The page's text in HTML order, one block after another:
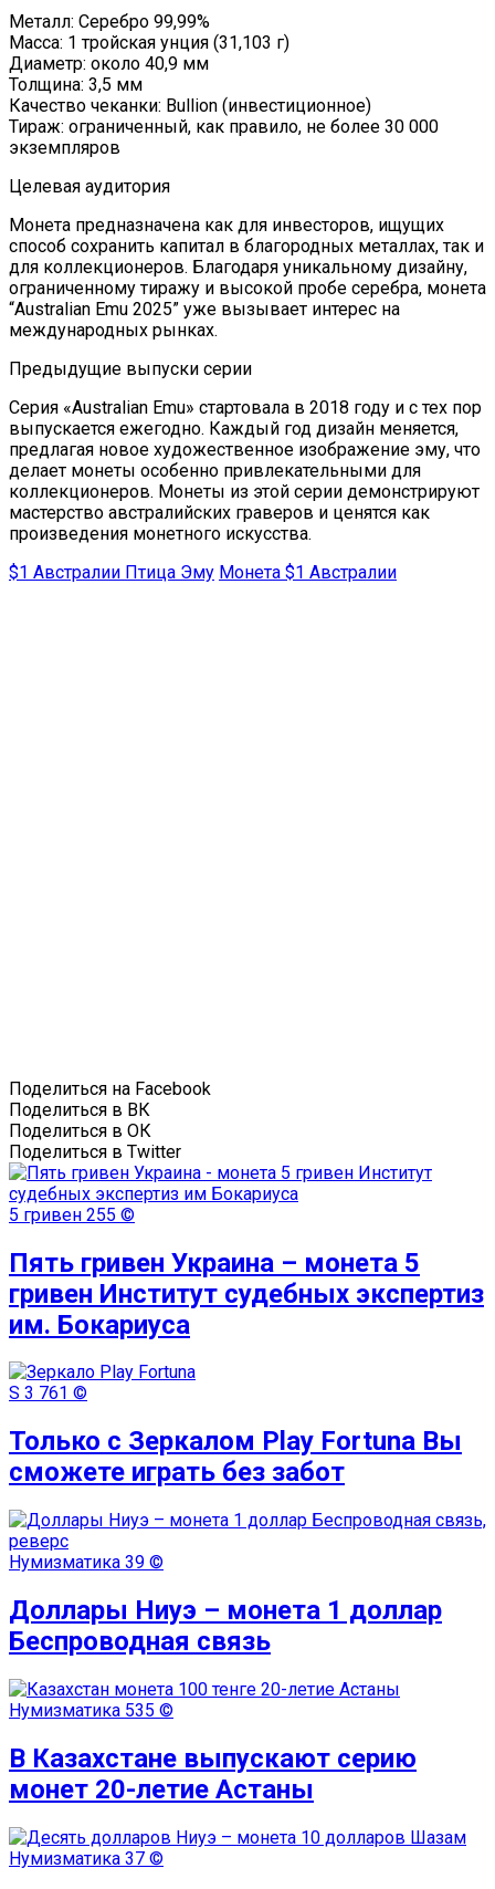
Металл: Серебро 99,99%
Масса: 1 тройская унция (31,103 г)
Диаметр: около 40,9 мм
Толщина: 3,5 мм
Качество чеканки: Bullion (инвестиционное)
Тираж: ограниченный, как правило, не более 30 000
экземпляров
Целевая аудитория
Монета предназначена как для инвесторов, ищущих
способ сохранить капитал в благородных металлах, так и
для коллекционеров. Благодаря уникальному дизайну,
ограниченному тиражу и высокой пробе серебра, монета
“Australian Emu 2025” уже вызывает интерес на
международных рынках.
Предыдущие выпуски серии
Серия «Australian Emu» стартовала в 2018 году и с тех пор
выпускается ежегодно. Каждый год дизайн меняется,
предлагая новое художественное изображение эму, что
делает монеты особенно привлекательными для
коллекционеров. Монеты из этой серии демонстрируют
мастерство австралийских граверов и ценятся как
произведения монетного искусства.
$1 Австралии Птица Эму Монета $1 Австралии
Поделиться на Facebook
Поделиться в ВК
Поделиться в ОК
Поделиться в Twitter
5 гривен 255 ©
Пять гривен Украина – монета 5
гривен Институт судебных экспертиз
им. Бокариуса
S 3 761 ©
Только с Зеркалом Play Fortuna Вы
сможете играть без забот
Нумизматика 39 ©
Доллары Ниуэ – монета 1 доллар
Беспроводная связь
Нумизматика 535 ©
В Казахстане выпускают серию
монет 20-летие Астаны
Нумизматика 37 ©